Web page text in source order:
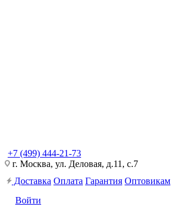
+7 (499) 444-21-73
г. Москва, ул. Деловая, д.11, с.7
Доставка Оплата Гарантия Оптовикам
Войти